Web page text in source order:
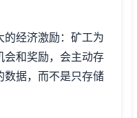
的经济激励：矿工为
会和奖励，会主动存
数据，而不是只存储